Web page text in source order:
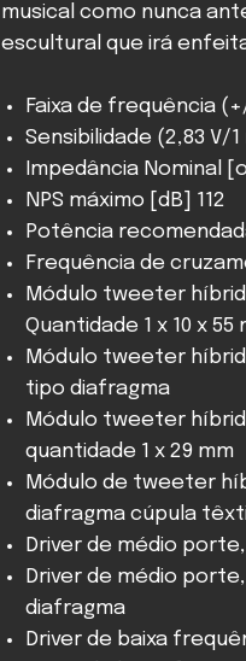
musical como nunca
escultural que irá
Faixa de frequência
Sensibilidade (2,83 V/
Impedância Nominal
NPS máximo [dB] 112
Potência
Frequência de
Módulo tweeter
Quantidade 1 x 10 x 55
Módulo tweeter
tipo diafragma
Módulo tweeter
quantidade 1 x 29 mm
Módulo de tweeter
diafragma cúpula
Driver de médio
Driver de médio
diafragma
Driver de baixa